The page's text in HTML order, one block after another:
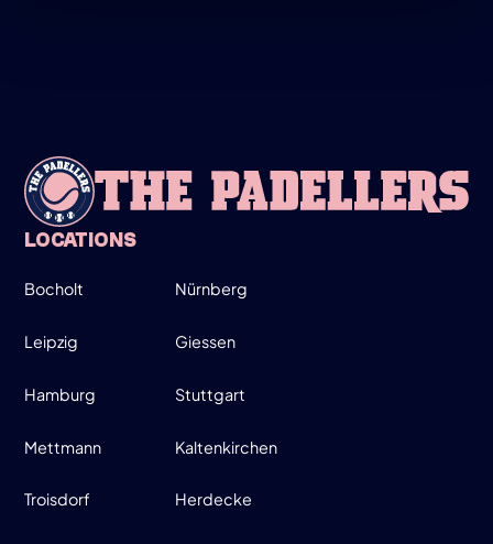
INFO
WEDNESDAY
26
MARCH
MOVE UP, MOVE DOWN - MEN ONLY!
19:00-21:30
LOCATIONS
Bocholt Nürnberg
Leipzig Giessen
Hamburg Stuttgart
Mettmann Kaltenkirchen
Troisdorf Herdecke